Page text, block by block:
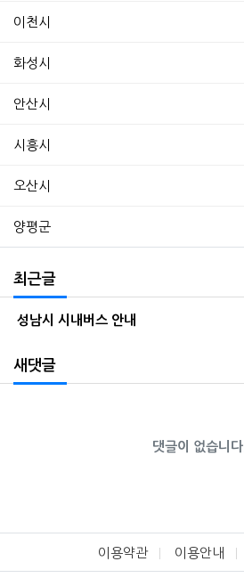
이천시
화성시
안산시
시흥시
오산시
양평군
최근글
성남시 시내버스 안내
새댓글
댓글이 없습니다.
이용약관 이용안내